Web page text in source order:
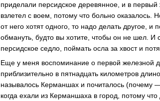
приделали персидское деревянное, и в
взлетел с воем, потому что больно
от него хотят одного, то надо делать другое,
обмануть, будто вы хотите, чтобы он не шел.
персидское седло, поймать осла за хвост и
Еще у меня воспоминание о первой железной
приблизительно в пятнадцать километров
называлось Керманшах и почиталось
когда ехали из Керманшаха в город, потому